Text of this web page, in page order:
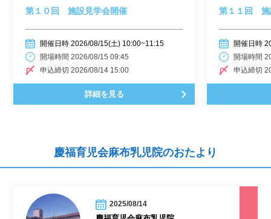
第１０回 施設見学会開催
開催日時 2026/08/15(土) 10:00~11:15
開場時間 2026/08/15 09:45
申込締切 2026/08/14 15:00
詳細を見る
第１１回 施
開催日時
開場時間
申込締切
慶福育児会麻布乳児院のおたより
2025/08/14